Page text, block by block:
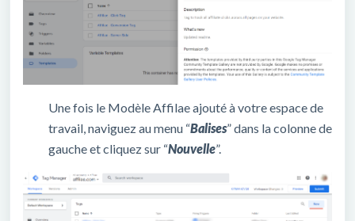
Une fois le Modèle Affilae ajouté à votre espace de
travail, naviguez au menu “Balises” dans la colonne de
gauche et cliquez sur “Nouvelle”.